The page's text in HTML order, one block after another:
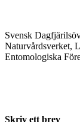
Svensk
Naturvårdsverket,
Entomologiska
Skriv ett brev